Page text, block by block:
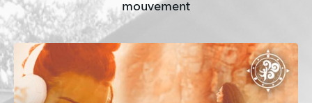
mouvement